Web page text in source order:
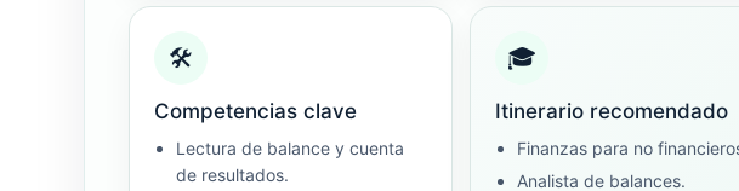
🛠
Competencias clave
Lectura de balance y cuenta
de resultados.
🎓
Itinerario recomendado
Finanzas para no
Analista de balances.